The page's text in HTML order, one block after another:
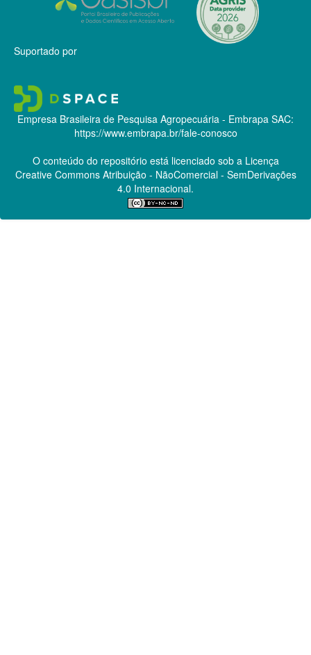
Suportado por
Empresa Brasileira de Pesquisa Agropecuária - Embrapa SAC:
https://www.embrapa.br/fale-conosco
O conteúdo do repositório está licenciado sob a Licença
Creative CommonsAtribuição - NãoComercial - SemDerivações
4.0 Internacional.